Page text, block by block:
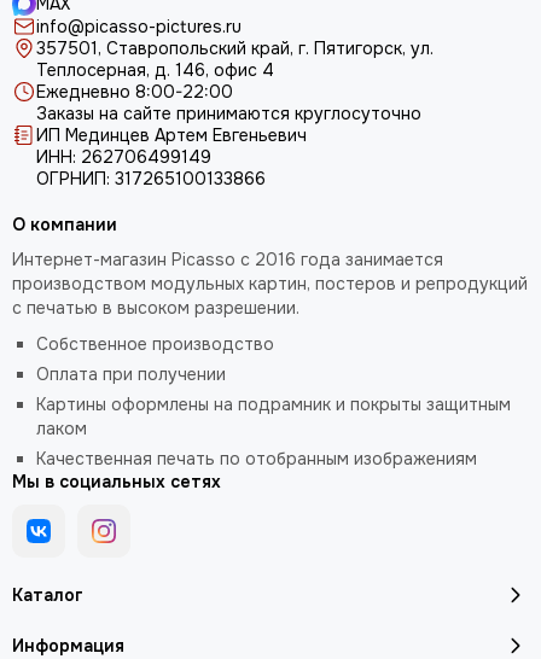
info@picasso-pictures.ru
357501, Ставропольский край, г. Пятигорск, ул.
Теплосерная, д. 146, офис 4
Ежедневно 8:00-22:00
Заказы на сайте принимаются круглосуточно
ИП Мединцев Артем Евгеньевич
ИНН: 262706499149
ОГРНИП: 317265100133866
Каталог
Информация
О компании
Интернет-магазин Picasso с 2016 года занимается
производством модульных картин, постеров и репродукций
с печатью в высоком разрешении.
Собственное производство
Оплата при получении
Картины оформлены на подрамник и покрыты защитным
лаком
Качественная печать по отобранным изображениям
Мы в социальных сетях